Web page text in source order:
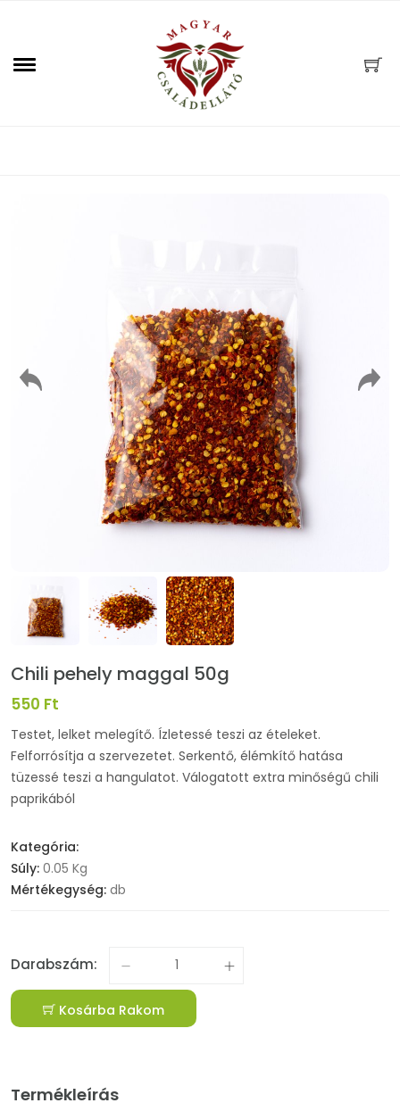
Chili pehely maggal 50g
550 Ft
Testet, lelket melegítő. Ízletessé teszi az ételeket.
Felforrósítja a szervezetet. Serkentő, élémkítő hatása
tüzessé teszi a hangulatot. Válogatott extra minőségű chili
paprikából
Kategória:
Súly: 0.05 Kg
Mértékegység: db
Darabszám:
Kosárba Rakom
Termékleírás